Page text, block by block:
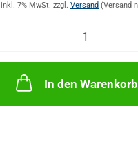
inkl. 7% MwSt. zzgl. Versand
In den Warenkorb